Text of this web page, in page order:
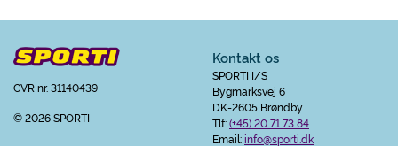
CVR nr. 31140439
© 2026 SPORTI
Kontakt os
SPORTI I/S
Bygmarksvej 6
DK-2605 Brøndby
Tlf:(+45) 20 71 73 84
Email:info@sporti.dk